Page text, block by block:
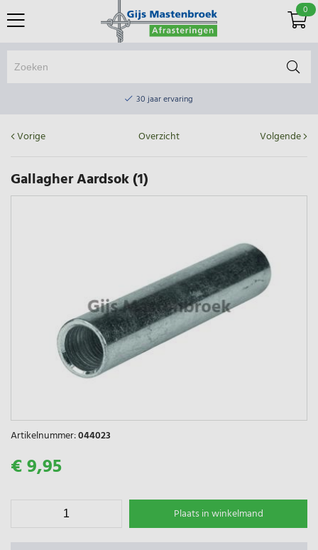
0
30 jaar ervaring
30 jaar ervaring
Elektrisch afrasteringsmateriaal gratis verzending vanaf €75
Vorige Overzicht Volgende
Gallagher Aardsok (1)
Artikelnummer:044023
€ 9,95
Plaats in winkelmand